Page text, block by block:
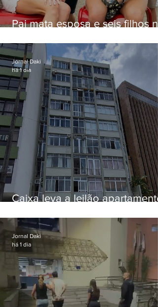
Pai mata esposa e seis filhos
Caixa leva a leilão apartamento
Botafogo
Jornal Daki
há 1 dia
Jornal Daki
há 1 dia